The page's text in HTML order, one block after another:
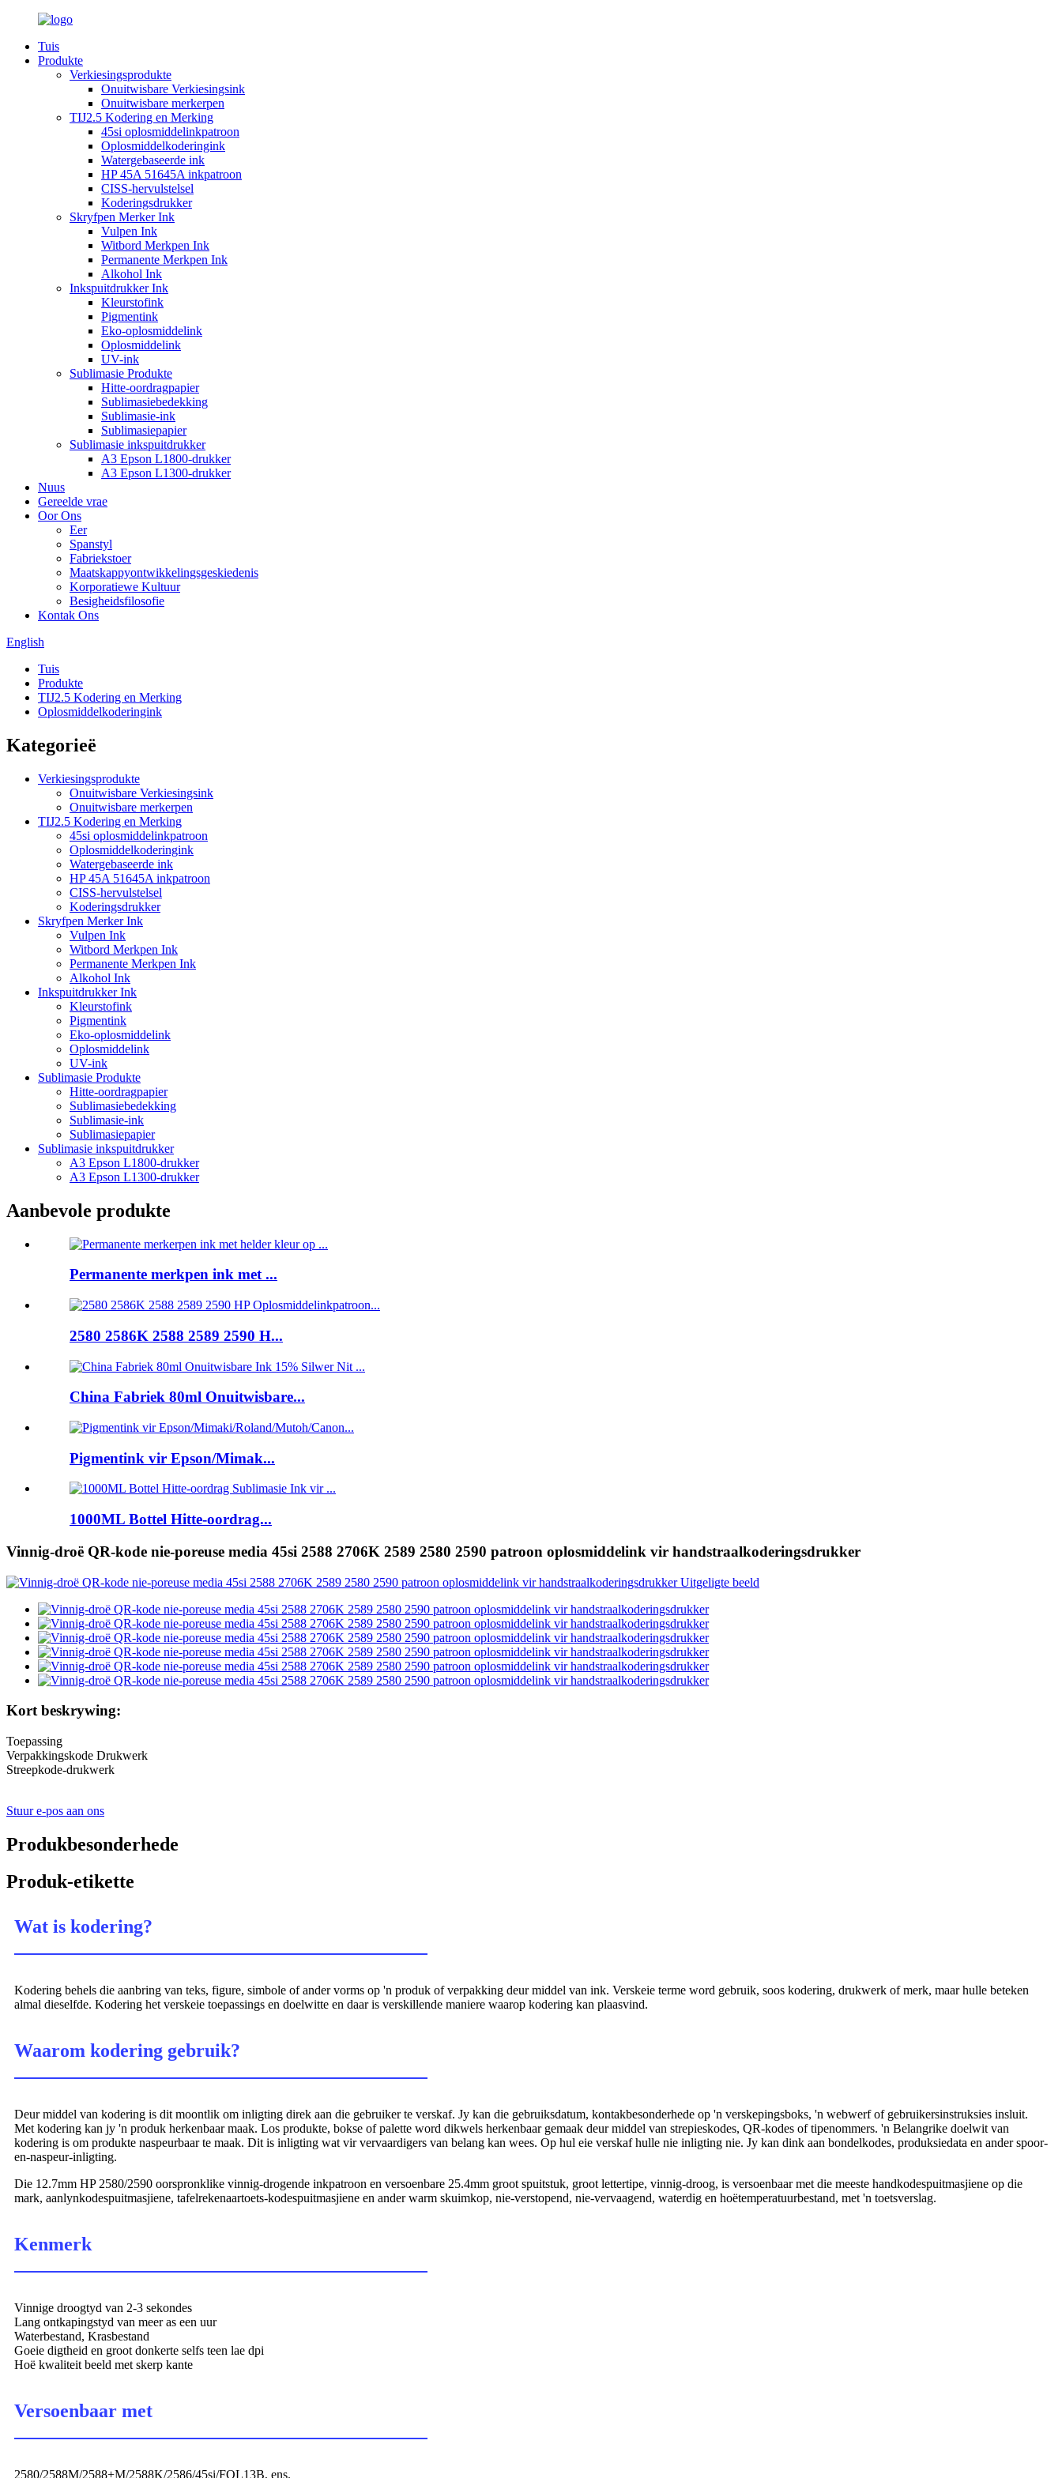
Tuis
Produkte
Verkiesingsprodukte
Onuitwisbare Verkiesingsink
Onuitwisbare merkerpen
TIJ2.5 Kodering en Merking
45si oplosmiddelinkpatroon
Oplosmiddelkoderingink
Watergebaseerde ink
HP 45A 51645A inkpatroon
CISS-hervulstelsel
Koderingsdrukker
Skryfpen Merker Ink
Vulpen Ink
Witbord Merkpen Ink
Permanente Merkpen Ink
Alkohol Ink
Inkspuitdrukker Ink
Kleurstofink
Pigmentink
Eko-oplosmiddelink
Oplosmiddelink
UV-ink
Sublimasie Produkte
Hitte-oordragpapier
Sublimasiebedekking
Sublimasie-ink
Sublimasiepapier
Sublimasie inkspuitdrukker
A3 Epson L1800-drukker
A3 Epson L1300-drukker
Nuus
Gereelde vrae
Oor Ons
Eer
Spanstyl
Fabriekstoer
Maatskappyontwikkelingsgeskiedenis
Korporatiewe Kultuur
Besigheidsfilosofie
Kontak Ons
English
Tuis
Produkte
TIJ2.5 Kodering en Merking
Oplosmiddelkoderingink
Kategorieë
Verkiesingsprodukte
Onuitwisbare Verkiesingsink
Onuitwisbare merkerpen
TIJ2.5 Kodering en Merking
45si oplosmiddelinkpatroon
Oplosmiddelkoderingink
Watergebaseerde ink
HP 45A 51645A inkpatroon
CISS-hervulstelsel
Koderingsdrukker
Skryfpen Merker Ink
Vulpen Ink
Witbord Merkpen Ink
Permanente Merkpen Ink
Alkohol Ink
Inkspuitdrukker Ink
Kleurstofink
Pigmentink
Eko-oplosmiddelink
Oplosmiddelink
UV-ink
Sublimasie Produkte
Hitte-oordragpapier
Sublimasiebedekking
Sublimasie-ink
Sublimasiepapier
Sublimasie inkspuitdrukker
A3 Epson L1800-drukker
A3 Epson L1300-drukker
Aanbevole produkte
Permanente merkpen ink met ...
2580 2586K 2588 2589 2590 H...
China Fabriek 80ml Onuitwisbare...
Pigmentink vir Epson/Mimak...
1000ML Bottel Hitte-oordrag...
Vinnig-droë QR-kode nie-poreuse media 45si 2588 2706K 2589 2580 2590 patroon oplosmiddelink vir handstraalkoderingsdrukker
Kort beskrywing:
Toepassing
Verpakkingskode Drukwerk
Streepkode-drukwerk
Stuur e-pos aan ons
Produkbesonderhede
Produk-etikette
Wat is kodering?
Kodering behels die aanbring van teks, figure, simbole of ander vorms op 'n produk of verpakking deur middel van ink. Verskeie terme word gebruik, soos kodering, drukwerk of merk, maar hulle beteken
almal dieselfde. Kodering het verskeie toepassings en doelwitte en daar is verskillende maniere waarop kodering kan plaasvind.
Waarom kodering gebruik?
Deur middel van kodering is dit moontlik om inligting direk aan die gebruiker te verskaf. Jy kan die gebruiksdatum, kontakbesonderhede op 'n verskepingsboks, 'n webwerf of gebruikersinstruksies insluit.
Met kodering kan jy 'n produk herkenbaar maak. Los produkte, bokse of palette word dikwels herkenbaar gemaak deur middel van strepieskodes, QR-kodes of tipenommers. 'n Belangrike doelwit van
kodering is om produkte naspeurbaar te maak. Dit is inligting wat vir vervaardigers van belang kan wees. Op hul eie verskaf hulle nie inligting nie. Jy kan dink aan bondelkodes, produksiedata en ander spoor-
en-naspeur-inligting.
Die 12.7mm HP 2580/2590 oorspronklike vinnig-drogende inkpatroon en versoenbare 25.4mm groot spuitstuk, groot lettertipe, vinnig-droog, is versoenbaar met die meeste handkodespuitmasjiene op die
mark, aanlynkodespuitmasjiene, tafelrekenaartoets-kodespuitmasjiene en ander warm skuimkop, nie-verstopend, nie-vervaagend, waterdig en hoëtemperatuurbestand, met 'n toetsverslag.
Kenmerk
Vinnige droogtyd van 2-3 sekondes
Lang ontkapingstyd van meer as een uur
Waterbestand, Krasbestand
Goeie digtheid en groot donkerte selfs teen lae dpi
Hoë kwaliteit beeld met skerp kante
Versoenbaar met
2580/2588M/2588+M/2588K/2586/45si/FOL13B, ens.